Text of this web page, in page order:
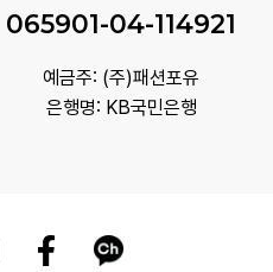
065901-04-114921
예금주: (주)패션포유
은행명: KB국민은행